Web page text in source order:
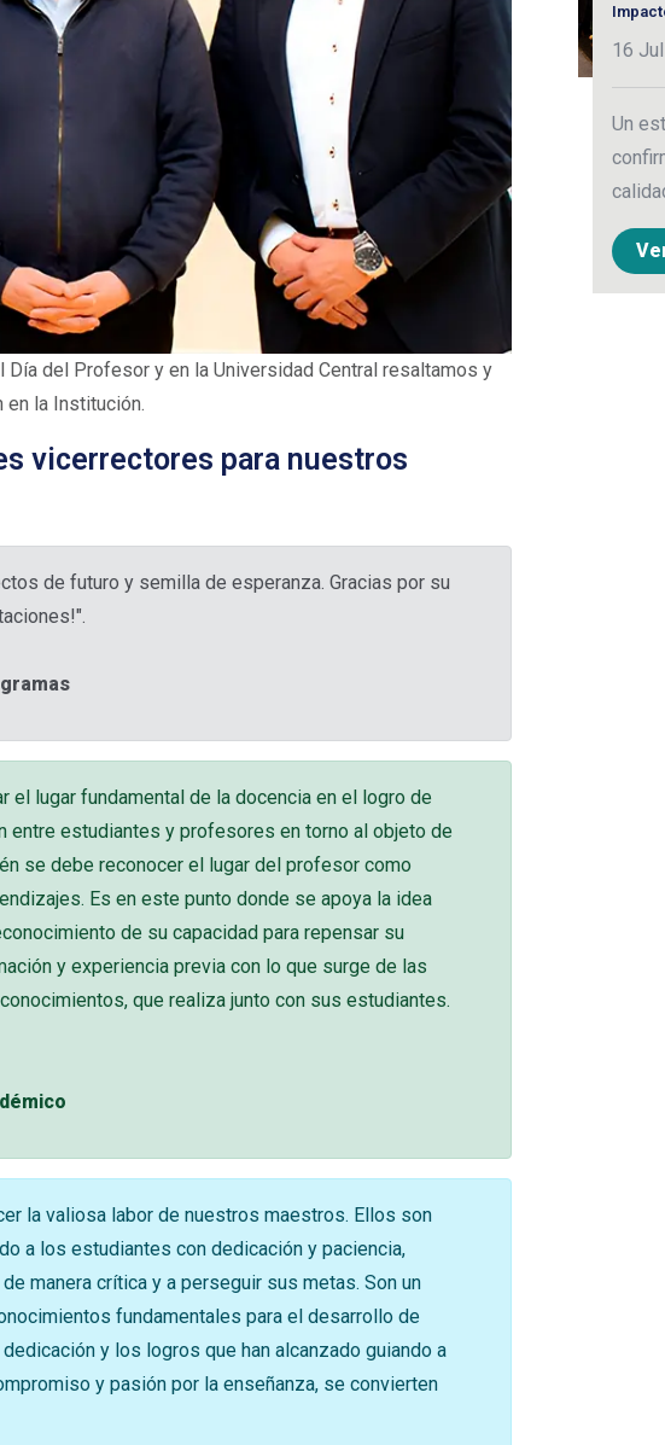
16
Un
del Profesor y en la Universidad Central resaltamos y
la Institución.
vicerrectores para nuestros
de futuro y semilla de esperanza. Gracias por su
el lugar fundamental de la docencia en el logro de
entre estudiantes y profesores en torno al objeto de
se debe reconocer el lugar del profesor como
Es en este punto donde se apoya la idea
de su capacidad para repensar su
y experiencia previa con lo que surge de las
que realiza junto con sus estudiantes.
la valiosa labor de nuestros maestros. Ellos son
a los estudiantes con dedicación y paciencia,
manera crítica y a perseguir sus metas. Son un
fundamentales para el desarrollo de
y los logros que han alcanzado guiando a
y pasión por la enseñanza, se convierten